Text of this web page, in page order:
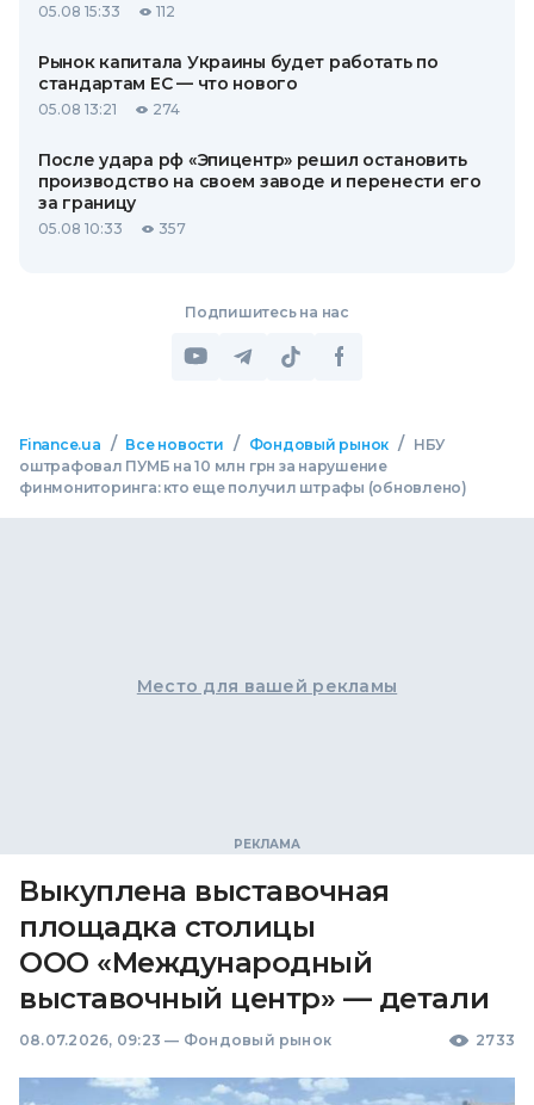
05.08 15:33 112
Рынок капитала Украины будет работать по
стандартам ЕС — что нового
05.08 13:21 274
После удара рф «Эпицентр» решил остановить
производство на своем заводе и перенести его
за границу
05.08 10:33 357
Подпишитесь на нас
Finance.ua / Все новости / Фондовый рынок /
НБУ
оштрафовал ПУМБ на 10 млн грн за нарушение
финмониторинга: кто еще получил штрафы (обновлено)
Место для вашей рекламы
Выкуплена выставочная
площадка столицы
ООО «Международный
выставочный центр» — детали
08.07.2026, 09:23 — Фондовый рынок 2733